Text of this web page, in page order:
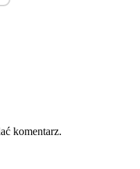
komentarz.